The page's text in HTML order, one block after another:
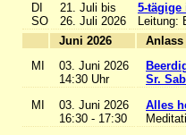
DI
SO
21. Juli bis
26. Juli 2026
5-
Leitung:
Juni 2026
MI
03. Juni 2026
14:30 Uhr
Sr.
MI
03. Juni 2026
16:30 - 17:30
Alles